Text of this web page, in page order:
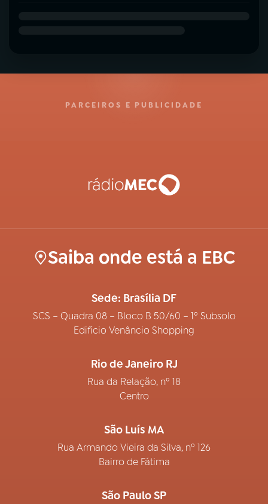
PARCEIROS E PUBLICIDADE
Saiba onde está a EBC
Sede: Brasília DF
SCS – Quadra 08 – Bloco B 50/60 – 1º Subsolo
Edifício Venâncio Shopping
Rio de Janeiro RJ
Rua da Relação, nº 18
Centro
São Luís MA
Rua Armando Vieira da Silva, nº 126
Bairro de Fátima
São Paulo SP